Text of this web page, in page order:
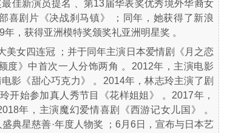
佳新演员提名 、第13届华表奖优秀境外华裔女
喜剧片《决战刹马镇》 ；同年，她获得了新浪
，获得亚洲模特奖颁奖礼亚洲明星奖 。
美女四连冠 ；并于同年主演日本爱情剧《月之恋
度》中首次一人分饰两角 。2012年，主演电影
影《甜心巧克力》 。2014年，林志玲主演了剧
开始参加真人秀节目《花样姐姐》 。2017年，
年，主演魔幻爱情喜剧《西游记女儿国》 。
典星慈善·年度人物奖 ；6月6日，宣布与日本艺